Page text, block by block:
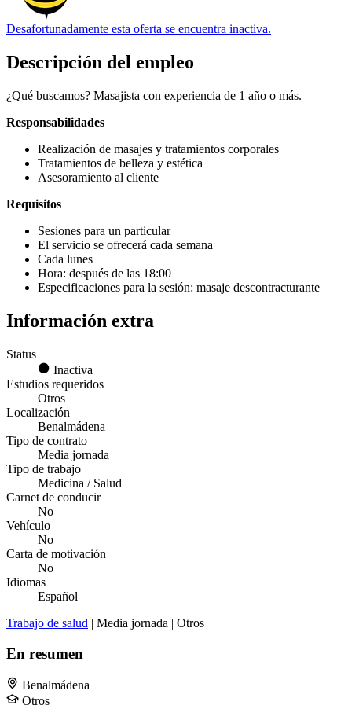
Desafortunadamente esta oferta se encuentra inactiva.
Descripción del empleo
¿Qué buscamos? Masajista con experiencia de 1 año o más.
Responsabilidades
Realización de masajes y tratamientos corporales
Tratamientos de belleza y estética
Asesoramiento al cliente
Requisitos
Sesiones para un particular
El servicio se ofrecerá cada semana
Cada lunes
Hora: después de las 18:00
Especificaciones para la sesión: masaje descontracturante
Información extra
Status
Inactiva
Estudios requeridos
Otros
Localización
Benalmádena
Tipo de contrato
Media jornada
Tipo de trabajo
Medicina / Salud
Carnet de conducir
No
Vehículo
No
Carta de motivación
No
Idiomas
Español
Trabajo de salud | Media jornada | Otros
En resumen
Benalmádena
Otros